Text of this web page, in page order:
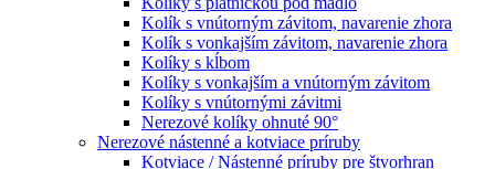
Kolík s vnútorným závitom, navarenie zhora
Kolík s vonkajším závitom, navarenie zhora
Kolíky s kĺbom
Kolíky s vonkajším a vnútorným závitom
Kolíky s vnútornými závitmi
Nerezové kolíky ohnuté 90°
Nerezové nástenné a kotviace príruby
Kotviace / Nástenné príruby pre štvorhran